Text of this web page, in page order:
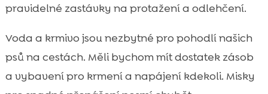
pravidelné zastávky na protažení a odlehčení.
Voda a krmivo jsou nezbytné pro pohodlí našich
psů na cestách. Měli bychom mít dostatek zásob
a vybavení pro krmení a napájení kdekoli. Misky